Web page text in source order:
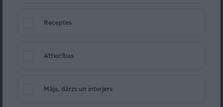
«Kārlis Auškāps bija absolūti traģiska
personība.» Šķiršanās no Kairišas, dēliņa
Receptes
Attiecības
Māja, dārzs un interjers